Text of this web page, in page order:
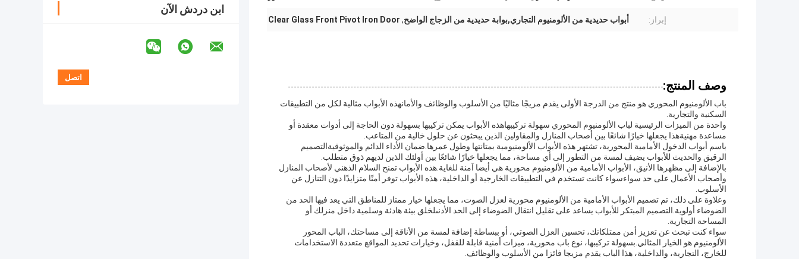
ابن دردش الآن
إبراز: أبواب حديدية من الألومنيوم التجاري,بوابة حديدية من الزجاج الواضح,
Clear Glass Front Pivot Iron Door
وصف المنتج:
باب الألومنيوم المحوري هو منتج من الدرجة الأولى يقدم مزيجًا مثاليًا من الأسلوب والوظائف والأمانهذه الأبواب مثالية لكل من التطبيقات
السكنية والتجارية.
واحدة من الميزات الرئيسية لباب الألومنيوم المحوري سهولة تركيبهاهذه الأبواب يمكن تركيبها بسهولة دون الحاجة إلى أدوات معقدة أو
مساعدة مهنيةهذا يجعلها خيارًا شائعًا بين أصحاب المنازل والمقاولين الذين يبحثون عن حلول خالية من المتاعب.
باسم أبواب الدخول الأمامية المحورية، تشتهر هذه الأبواب الألومنيومية بمتانتها وطول عمرها.ضمان الأداء الدائم والموثوقيةالتصميم
الرقيق والحديث للأبواب يضيف لمسة من التطور إلى أي مساحة، مما يجعلها خيارًا شائعًا بين أولئك الذين لديهم ذوق متطلب.
بالإضافة إلى مظهرها الأنيق، الأبواب الأمامية من الألومنيوم محورية هي أيضا آمنة للغاية.هذه الأبواب تمنح السلام الذهني لأصحاب المنازل
وأصحاب الأعمال على حد سواءسواء كانت تستخدم في التطبيقات الخارجية أو الداخلية، هذه الأبواب توفر أمنًا متزايدًا دون التنازل عن
الأسلوب.
وعلاوة على ذلك، تم تصميم الأبواب الأمامية من الألومنيوم محورية لعزل الصوت، مما يجعلها خيار ممتاز للمناطق التي يعد فيها الحد من
الضوضاء أولوية.التصميم المبتكر للأبواب يساعد على تقليل انتقال الضوضاء إلى الحد الأدنىلخلق بيئة هادئة وسلمية داخل منزلك أو
المساحة التجارية.
سواء كنت تبحث عن تعزيز أمن ممتلكاتك، تحسين العزل الصوتي، أو ببساطة إضافة لمسة من الأناقة إلى مساحتك، الباب المحور
الألومنيوم هو الخيار المثالي.بسهولة تركيبها، نوع باب محورية، ميزات أمنية قابلة للقفل، وخيارات تحديد المواقع متعددة الاستخدامات
للخارج، التجارية، والداخلية، هذا الباب يقدم مزيجا فائزا من الأسلوب والوظائف.